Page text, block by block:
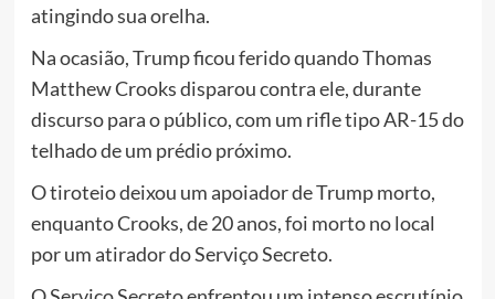
atingindo sua orelha.
Na ocasião, Trump ficou ferido quando Thomas
Matthew Crooks disparou contra ele, durante
discurso para o público, com um rifle tipo AR-15 do
telhado de um prédio próximo.
O tiroteio deixou um apoiador de Trump morto,
enquanto Crooks, de 20 anos, foi morto no local
por um atirador do Serviço Secreto.